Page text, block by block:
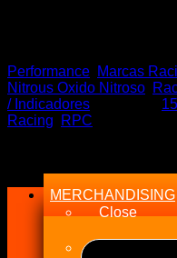
Performance Marcas
Nitrous Oxido Nitroso
/ Indicadores
Racing
RPC
MERCHANDISING
Close